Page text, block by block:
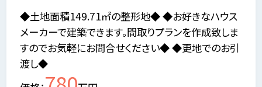
◆土地面積149.71㎡の整形地◆ ◆お好きなハウス
メーカーで建築できます。間取りプランを作成致しま
すのでお気軽にお問合せください◆ ◆更地でのお引
渡し◆